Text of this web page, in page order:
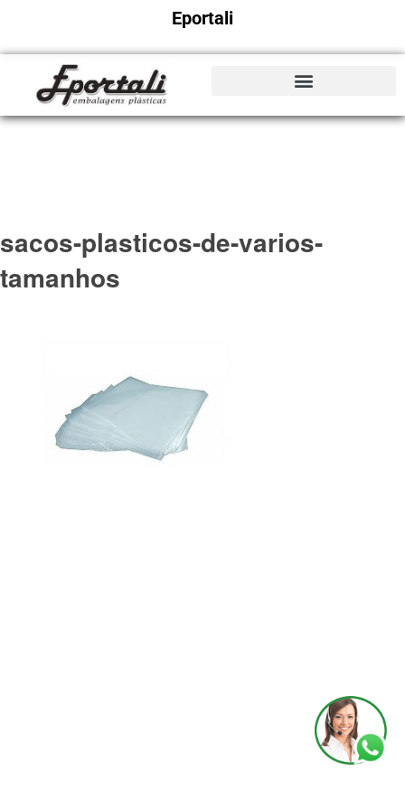
sacos-plasticos-de-varios-
tamanhos
Eportali